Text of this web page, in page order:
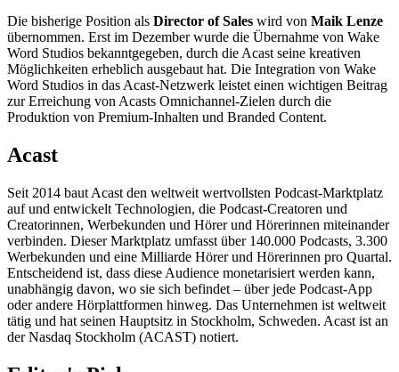
Die bisherige Position als Director of Sales wird von Maik Lenze
übernommen. Erst im Dezember wurde die Übernahme von Wake
Word Studios bekanntgegeben, durch die Acast seine kreativen
Möglichkeiten erheblich ausgebaut hat. Die Integration von Wake
Word Studios in das Acast-Netzwerk leistet einen wichtigen Beitrag
zur Erreichung von Acasts Omnichannel-Zielen durch die
Produktion von Premium-Inhalten und Branded Content.
Acast
Seit 2014 baut Acast den weltweit wertvollsten Podcast-Marktplatz
auf und entwickelt Technologien, die Podcast-Creatoren und
Creatorinnen, Werbekunden und Hörer und Hörerinnen miteinander
verbinden. Dieser Marktplatz umfasst über 140.000 Podcasts, 3.300
Werbekunden und eine Milliarde Hörer und Hörerinnen pro Quartal.
Entscheidend ist, dass diese Audience monetarisiert werden kann,
unabhängig davon, wo sie sich befindet – über jede Podcast-App
oder andere Hörplattformen hinweg. Das Unternehmen ist weltweit
tätig und hat seinen Hauptsitz in Stockholm, Schweden. Acast ist an
der Nasdaq Stockholm (ACAST) notiert.